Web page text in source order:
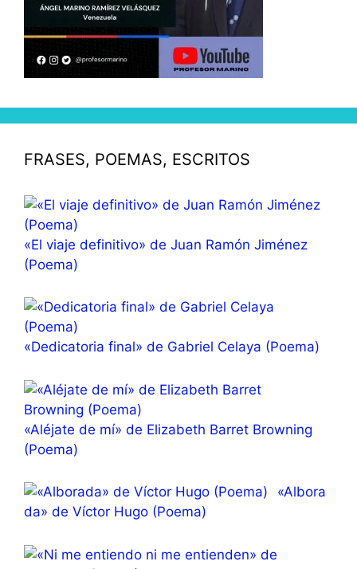
FRASES, POEMAS, ESCRITOS
«El viaje definitivo» de Juan Ramón Jiménez
(Poema)
«Dedicatoria final» de Gabriel Celaya (Poema)
«Aléjate de mí» de Elizabeth Barret Browning
(Poema)
«Albora
da» de Víctor Hugo (Poema)